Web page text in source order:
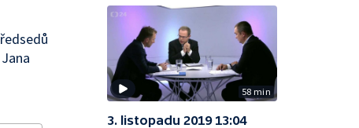
58 min
3. listopadu 2019 13:04